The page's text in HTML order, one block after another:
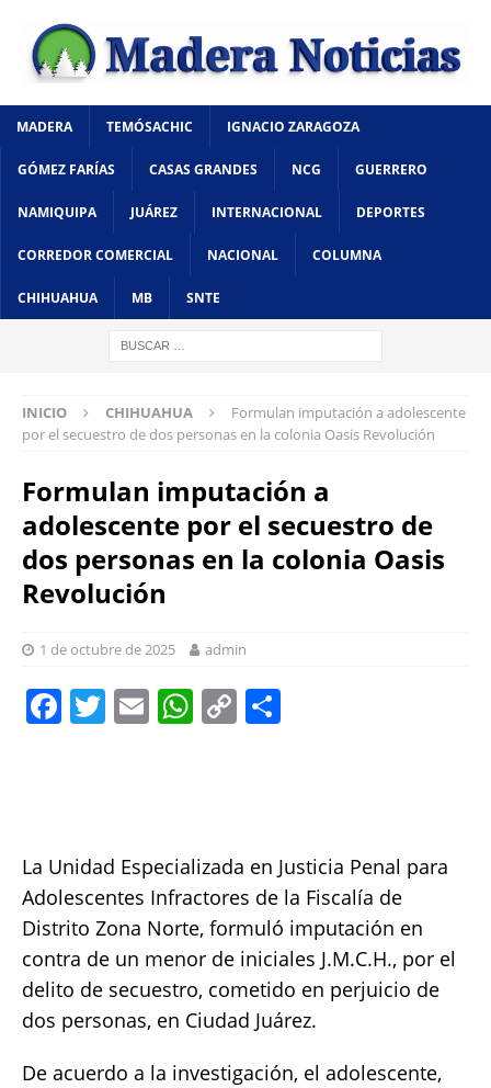
MADERA TEMÓSACHIC IGNACIO ZARAGOZA
GÓMEZ FARÍAS CASAS GRANDES NCG GUERRERO
NAMIQUIPA JUÁREZ INTERNACIONAL DEPORTES
CORREDOR COMERCIAL NACIONAL COLUMNA
CHIHUAHUA MB SNTE
INICIO CHIHUAHUA
Formulan imputación a adolescente
por el secuestro de dos personas en la colonia Oasis Revolución
Formulan imputación a
adolescente por el secuestro de
dos personas en la colonia Oasis
Revolución
1 de octubre de 2025 admin
F
b
o
o
k
T
r
E W
A
p
p
C
n
k
La Unidad Especializada en Justicia Penal para
Adolescentes Infractores de la Fiscalía de
Distrito Zona Norte, formuló imputación en
contra de un menor de iniciales J.M.C.H., por el
delito de secuestro, cometido en perjuicio de
dos personas, en Ciudad Juárez.
De acuerdo a la investigación, el adolescente,